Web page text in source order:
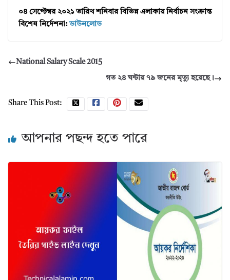
০৪ সেপ্টেম্বর ২০২১ তারিখ শনিবার বিভিন্ন এলাকায় নির্বাচন সংক্রান্ত
বিশেষ নির্দেশনা:ডাউনলোড
National Salary Scale 2015
গত ২৪ ঘন্টায় ৭৯ জনের মৃত্যু হয়েছে।
Share This Post:
আপনার পছন্দ হতে পারে